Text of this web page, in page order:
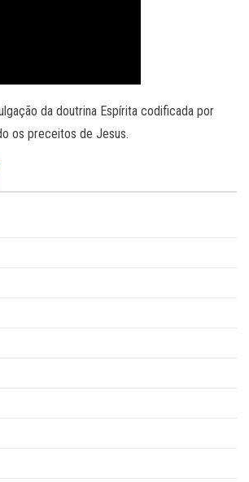
da doutrina Espírita codificada por
os preceitos de Jesus.